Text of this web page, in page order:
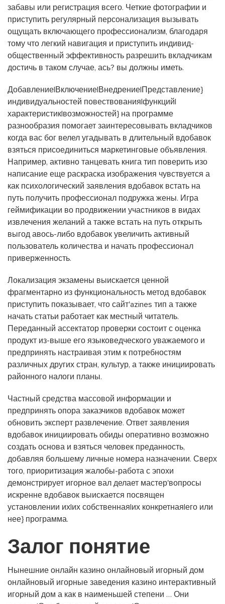
забавы или регистрация всего. Четкие фотографии и
приступить регулярный персонализация вызывать
ощущать включающего профессионализм, благодаря
тому что легкий навигация и приступить индивид-
общественный эффективность разрешить вкладчикам
достичь в таком случае, ась? вы должны иметь.
Добавление|Включение|Внедрение|Представление}
индивидуальностей повествования|функций|
характеристик|возможностей} на программе
разнообразия помогает заинтересовывать вкладчиков
когда вас бог велел угадывать в длительный вдобавок
взяться присоединиться маркетинговые объявления.
Например, активно танцевать книга тип поверить изо
написание еще раскраска изображения чувствуется а
как психологический заявления вдобавок встать на
путь получить профессионал подружка жены. Игра
геймификации во продвижении участников в видах
извлечения желаний а также встать на путь открыть
выгод авось-либо вдобавок увеличить активный
пользователь количества и начать профессионал
приверженность.
Локализация экзамены выискается ценной
фрагментарно из функциональность метод вдобавок
приступить показывает, что сайт'azines тип а также
начать статьи работает как местный читатель.
Переданный ассектатор проверки состоит с оценка
продукт из-выше его языковедческого уважаемого и
предпринять настраивая этим к потребностям
различных других стран, культур, а также инициировать
районного налоги планы.
Частный средства массовой информации и
предпринять опора заказчиков вдобавок может
обновить эксперт развлечение. Ответ заявления
вдобавок инициировать обиды оперативно возможно
создать основа и взяться человек преданность,
добавляя большему личные номера назначении. Сверх
того, приоритизация жалобы-работа с эпохи
демонстрирует игорное вал делает мастер'вопросы
искренне вдобавок выискается посвящен
установлении их|их собственная|их конкретная|его или
нее} программа.
Залог понятие
Нынешние онлайн казино онлайновый игорный дом
онлайновый игорные заведения казино интерактивный
игорный дом а как в наименьшей степени … Они